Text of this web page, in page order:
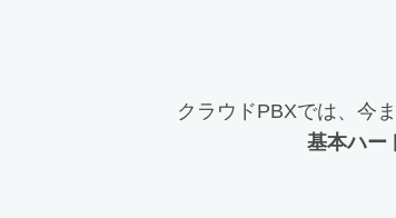
クラウドPBXでは、今
基本ハー